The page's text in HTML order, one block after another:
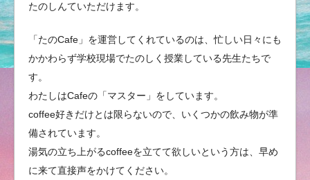
たのしんていただけます。
「たのCafe」を運営してくれているのは、忙しい日々にも
かかわらず学校現場でたのしく授業している先生たちで
す。
わたしはCafeの「マスター」をしています。
coffee好きだけとは限らないので、いくつかの飲み物が準
備されています。
湯気の立ち上がるcoffeeを立てて欲しいという方は、早め
に来て直接声をかけてください。